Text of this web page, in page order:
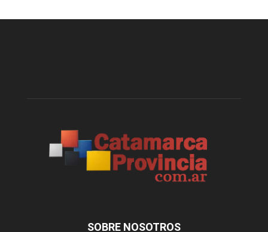
SOBRE NOSOTROS